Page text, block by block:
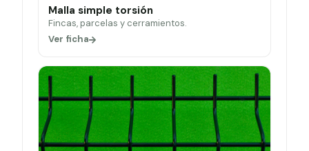
Malla simple torsión
Fincas, parcelas y cerramientos.
Ver ficha